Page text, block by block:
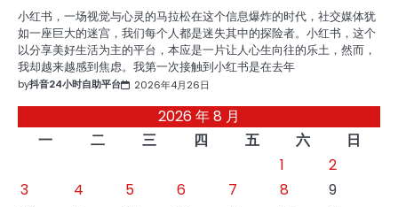
小红书，一场视觉与心灵的马拉松在这个信息爆炸的时代，社交媒体犹
如一座巨大的迷宫，我们每个人都是迷失其中的探险者。小红书，这个
以分享美好生活为主的平台，本应是一片让人心生向往的乐土，然而，
我却越来越感到焦虑。我第一次接触到小红书是在去年
by抖音24小时自助平台 2026年4月26日
2026 年 8 月
一
二 三 四 五 六
日
1
2
3
4 5 6 7 8
9